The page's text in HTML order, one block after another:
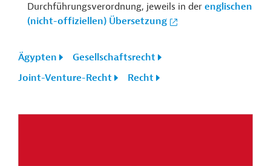
Durchführungsverordnung, jeweils in der englischen
(nicht-offiziellen) Übersetzung
Ägypten
Gesellschaftsrecht
Joint-Venture-Recht
Recht